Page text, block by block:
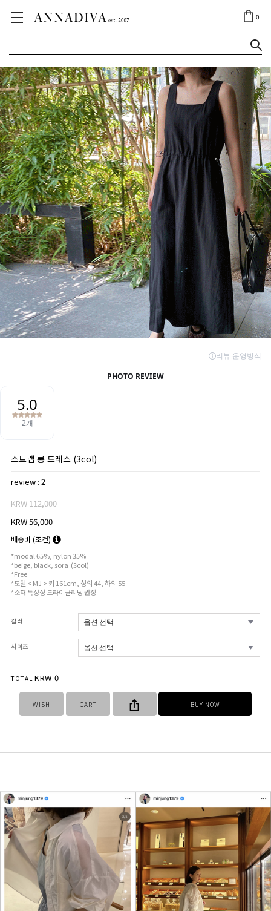
0
ANNA JEWELRY
스트랩 롱 드레스 (3col)
review : 2
KRW 112,000
KRW 56,000
배송비 (조건)
*modal 65%, nylon 35%
*beige, black, sora (3col)
*Free
*모델 < MJ > 키 161cm, 상의 44, 하의 55
*소재 특성상 드라이클리닝 권장
컬러
사이즈
TOTAL KRW 0
WISH CART BUY NOW